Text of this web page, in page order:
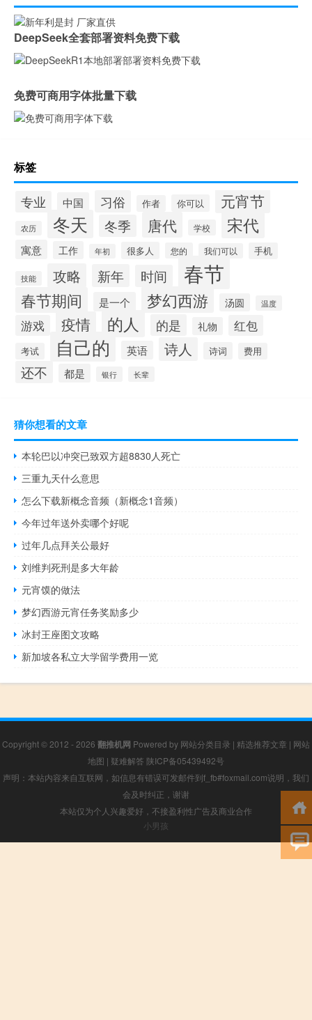
DeepSeek全套部署资料免费下载
免费可商用字体批量下载
标签
专业 中国 习俗 作者 你可以 元宵节
农历 冬天 冬季 唐代 学校 宋代
寓意 工作 年初 很多人 您的 我们可以 手机
技能 攻略 新年 时间 春节
春节期间 是一个 梦幻西游 汤圆 温度
游戏 疫情 的人 的是 礼物 红包
考试 自己的 英语 诗人 诗词 费用
还不 都是 银行 长辈
猜你想看的文章
本轮巴以冲突已致双方超8830人死亡
三重九天什么意思
怎么下载新概念音频（新概念1音频）
今年过年送外卖哪个好呢
过年几点拜关公最好
刘维判死刑是多大年龄
元宵馍的做法
梦幻西游元宵任务奖励多少
冰封王座图文攻略
新加坡各私立大学留学费用一览
Copyright © 2012 - 2026 翻推机网 Powered by 网站分类目录 | 精选推荐文章 | 网站
地图 | 疑难解答 陕ICP备05439492号
声明：本站内容来自互联网，如信息有错误可发邮件到f_fb#foxmail.com说明，我们
会及时纠正，谢谢
本站仅为个人兴趣爱好，不接盈利性广告及商业合作
小男孩